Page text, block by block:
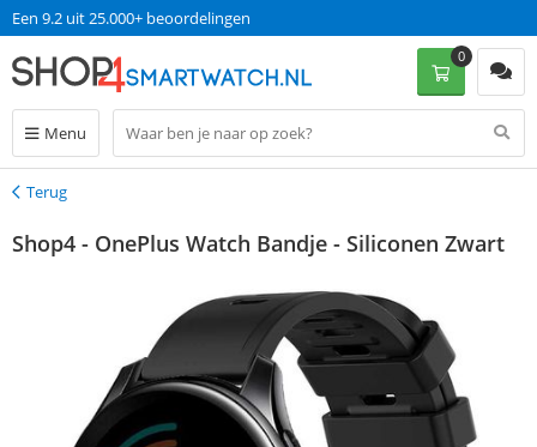
Een 9.2 uit 25.000+ beoordelingen
Menu
0
Terug
Terug
Shop4 - OnePlus Watch Bandje - Siliconen Zwart